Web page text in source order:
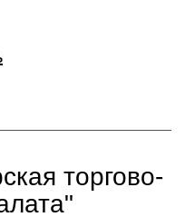
торгово-